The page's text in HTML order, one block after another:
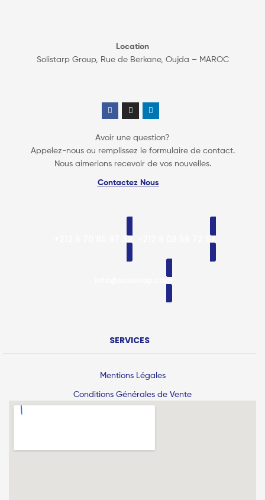
Location
Solistarp Group, Rue de Berkane, Oujda – MAROC
Avoir une question?
Appelez-nous ou remplissez le formulaire de contact.
Nous aimerions recevoir de vos nouvelles.
Contactez Nous
+212 6 70 85 97 32 +212 8 08 56 72 57
info@solistrap.com
SERVICES
Mentions Légales
Conditions Générales de Vente